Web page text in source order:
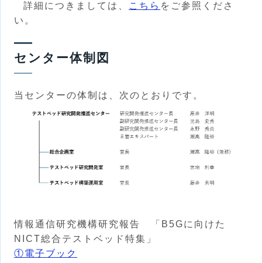
詳細につきましては、
こちら をご参照くださ
い。
センター体制図
当センターの体制は、次のとおりです。
情報通信研究機構研究報告 「B5Gに向けた
NICT総合テストベッド特集」
①電子ブック